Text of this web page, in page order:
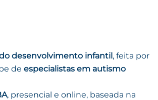
desenvolvimento infantil, feita por
de especialistas em autismo
, presencial e online, baseada na